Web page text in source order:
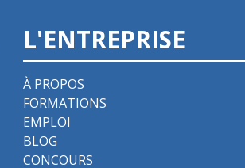
L'ENTREPRISE
À PROPOS
FORMATIONS
EMPLOI
BLOG
CONCOURS